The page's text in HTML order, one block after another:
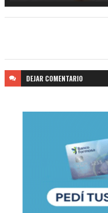
DEJAR COMENTARIO